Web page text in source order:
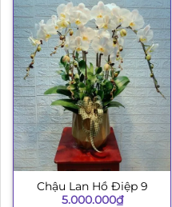
Chậu Lan Hồ Điệp 9
5.000.000₫